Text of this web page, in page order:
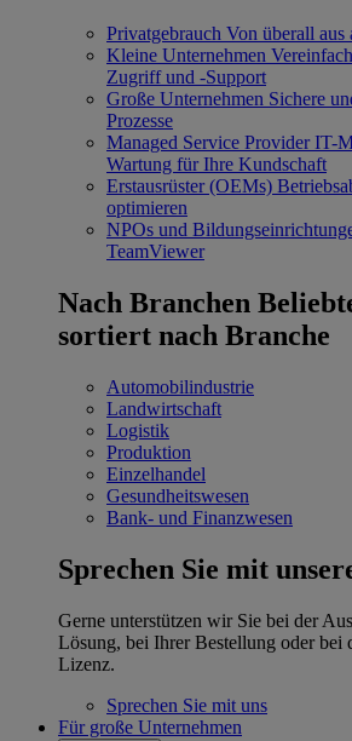
Privatgebrauch Von überall aus
Kleine Unternehmen
Zugriff und -Support
Große Unternehmen Sichere
Prozesse
Managed Service Provider IT-
Wartung für Ihre Kundschaft
Erstausrüster (OEMs)
optimieren
NPOs und
TeamViewer
Nach Branchen
sortiert nach Branche
Automobilindustrie
Landwirtschaft
Logistik
Produktion
Einzelhandel
Gesundheitswesen
Bank- und Finanzwesen
Sprechen Sie mit
Gerne unterstützen wir Sie bei der
Lösung, bei Ihrer Bestellung oder bei
Lizenz.
Sprechen Sie mit uns
Für große Unternehmen